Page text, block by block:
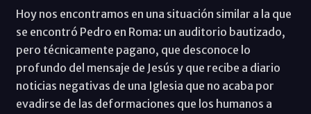
Hoy nos encontramos en una situación similar a la que
se encontró Pedro en Roma: un auditorio bautizado,
pero técnicamente pagano, que desconoce lo
profundo del mensaje de Jesús y que recibe a diario
noticias negativas de una Iglesia que no acaba por
evadirse de las deformaciones que los humanos a